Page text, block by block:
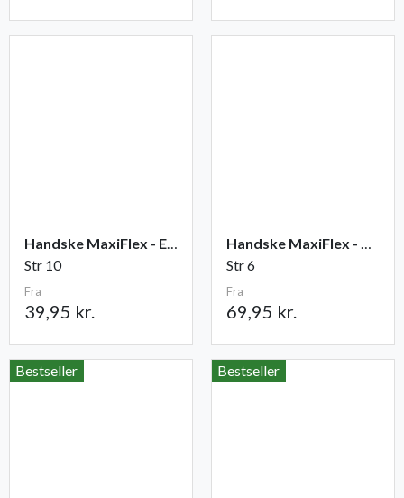
Handske MaxiFlex - Elite
Str 10
Fra
39,95 kr.
Handske MaxiFlex - Cut
Str 6
Fra
69,95 kr.
Bestseller Bestseller